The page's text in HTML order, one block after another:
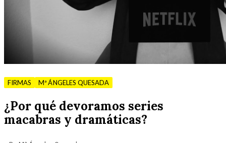
FIRMAS Mª ÁNGELES QUESADA
¿Por qué devoramos series
macabras y dramáticas?